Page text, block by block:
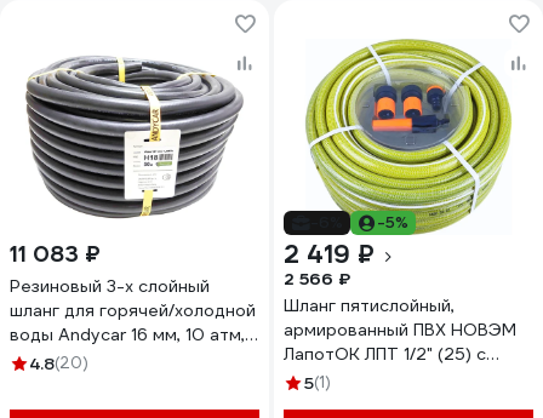
11 083 ₽
Резиновый 3-х слойный
шланг для горячей/холодной
воды Andycar 16 мм, 10 атм,
50 м H18
4.8(20)
-5%
2 419 ₽
2 566 ₽
Шланг пятислойный,
армированный ПВХ НОВЭМ
ЛапотОК ЛПТ 1/2" (25) с
фитингом
5(1)